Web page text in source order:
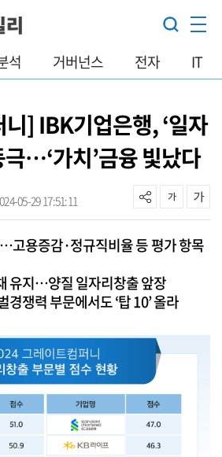
석 거버넌스 전자 IT
] IBK기업은행, ‘일자
극…‘가치’금융 빛났다
05-29 17:51:11
고용증감·정규직비율 등 평가 항목
유지…양질 일자리창출 앞장
쟁력 부문에서도 ‘탑 10’ 올라